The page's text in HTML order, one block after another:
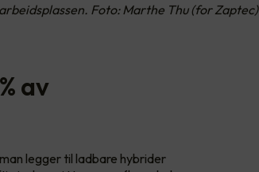
Foto: Marthe Thu (for Zaptec)
av
legger til ladbare hybrider